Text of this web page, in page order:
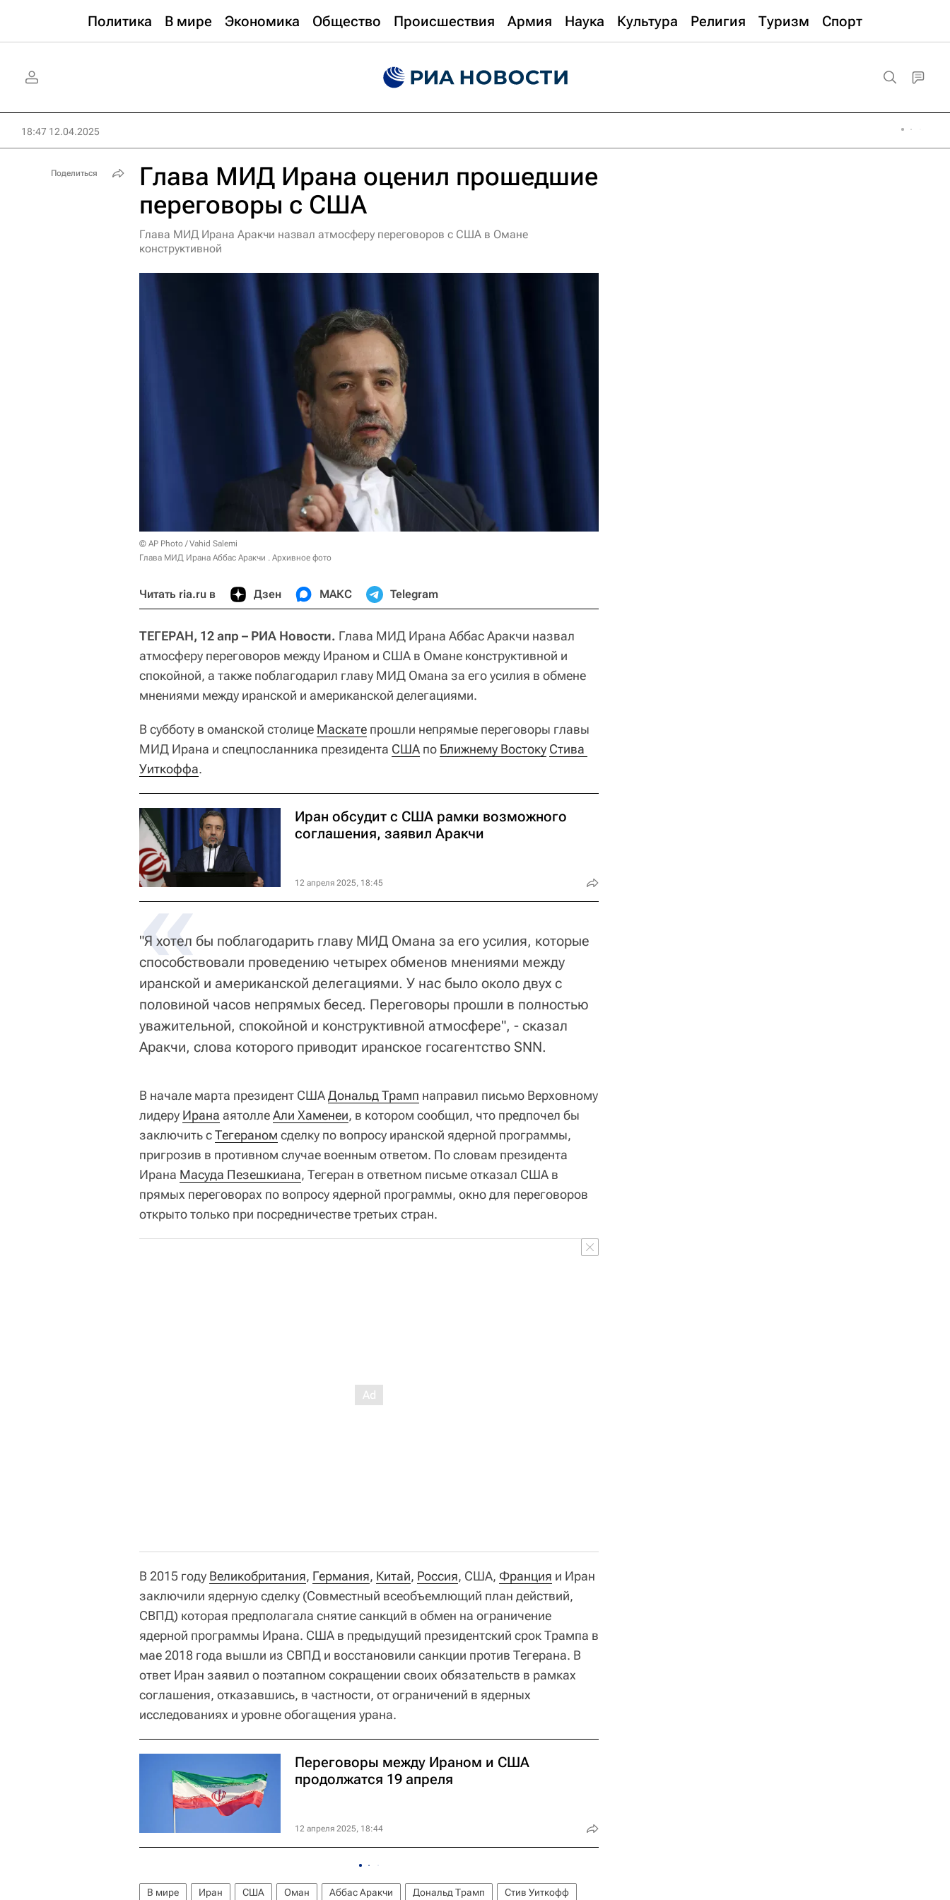
Политика В мире Экономика Общество Происшествия Армия Наука Культура Религия Туризм Спорт
18:47 12.04.2025
Глава МИД Ирана оценил прошедшие
переговоры с США
Глава МИД Ирана Аракчи назвал атмосферу переговоров с США в Омане
конструктивной
© AP Photo / Vahid Salemi
Глава МИД Ирана Аббас Аракчи . Архивное фото
Читать ria.ru в Дзен МАКС Telegram
ТЕГЕРАН, 12 апр – РИА Новости. Глава МИД Ирана Аббас Аракчи назвал
атмосферу переговоров между Ираном и США в Омане конструктивной и
спокойной, а также поблагодарил главу МИД Омана за его усилия в обмене
мнениями между иранской и американской делегациями.
В субботу в оманской столице Маскате прошли непрямые переговоры главы
МИД Ирана и спецпосланника президента США по Ближнему Востоку Стива
Уиткоффа.
Иран обсудит с США рамки возможного
соглашения, заявил Аракчи
12 апреля 2025, 18:45
«
"Я хотел бы поблагодарить главу МИД Омана за его усилия, которые
способствовали проведению четырех обменов мнениями между
иранской и американской делегациями. У нас было около двух с
половиной часов непрямых бесед. Переговоры прошли в полностью
уважительной, спокойной и конструктивной атмосфере", - сказал
Аракчи, слова которого приводит иранское госагентство SNN.
В начале марта президент СШАДональд Трамп направил письмо Верховному
лидеру Ирана аятоллеАли Хаменеи, в котором сообщил, что предпочел бы
заключить сТегераном сделку по вопросу иранской ядерной программы,
пригрозив в противном случае военным ответом. По словам президента
Ирана Масуда Пезешкиана, Тегеран в ответном письме отказал США в
прямых переговорах по вопросу ядерной программы, окно для переговоров
открыто только при посредничестве третьих стран.
В 2015 году Великобритания, Германия, Китай, Россия, США, Франция и Иран
заключили ядерную сделку (Совместный всеобъемлющий план действий,
СВПД) которая предполагала снятие санкций в обмен на ограничение
ядерной программы Ирана. США в предыдущий президентский срок Трампа в
мае 2018 года вышли из СВПД и восстановили санкции против Тегерана. В
ответ Иран заявил о поэтапном сокращении своих обязательств в рамках
соглашения, отказавшись, в частности, от ограничений в ядерных
исследованиях и уровне обогащения урана.
Переговоры между Ираном и США
продолжатся 19 апреля
12 апреля 2025, 18:44
В мире Иран США Оман Аббас Аракчи Дональд Трамп Стив Уиткофф
Поделиться